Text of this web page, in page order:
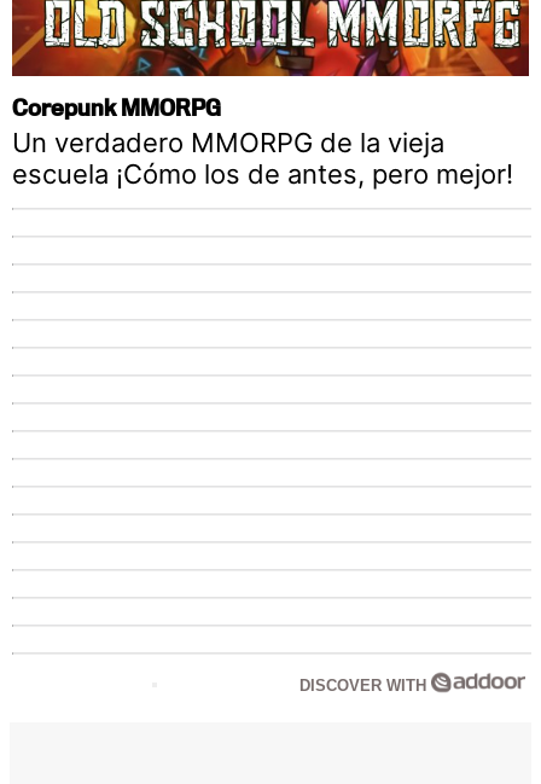
Corepunk MMORPG
Un verdadero MMORPG de la vieja
escuela ¡Cómo los de antes, pero mejor!
DISCOVER WITH